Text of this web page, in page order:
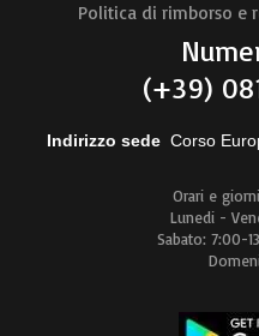
Politica di rimborso e
(+39)
Indirizzo sede Corso
Orari e
Lunedi -
Sabato: 7:00-